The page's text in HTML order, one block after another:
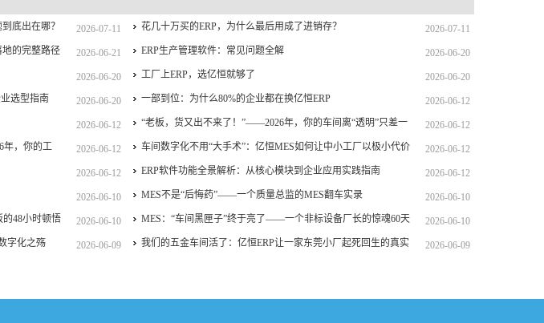
2026-07-11
底出在哪？ 2026-07-11
花几十万买的ERP，为什么最后用成了进销存？
2026-06-21
地的完整路径 2026-06-20
ERP生产管理软件：常见问题全解
2026-06-20 2026-06-20
工厂上ERP，选亿恒就够了
2026-06-20
选型指南 2026-06-12
一部到位：为什么80%的企业都在换亿恒ERP
2026-06-12 2026-06-12
“老板，货又出不来了！”——2026年，你的车间离“透明”只差一
个亿恒MES
2026-06-12
年，你的工 2026-06-12
车间数字化不用“大手术”：亿恒MES如何让中小工厂以极小代价
实现透明化制造
2026-06-12 2026-06-12
ERP软件功能全景解析：从核心模块到企业应用实践指南
2026-06-10 2026-06-10
MES不是“后悔药”——一个质量总监的MES翻车实录
2026-06-10
48小时顿悟 2026-06-10
MES：“车间黑匣子”终于亮了——一个非标设备厂长的惊魂60天
2026-06-09
字化之殇 2026-06-09
我们的五金车间活了：亿恒ERP让一家东莞小厂起死回生的真实